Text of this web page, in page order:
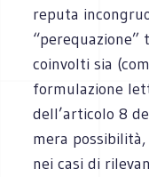
reputa
coinvolti sia
formulazione
dell’articolo 8
mera
nei casi di